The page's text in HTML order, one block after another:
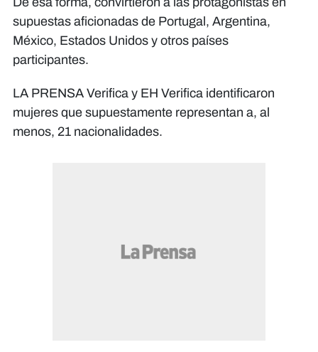
supuestas aficionadas de Portugal, Argentina,
México, Estados Unidos y otros países
participantes.
LA PRENSA Verifica y EH Verifica identificaron
mujeres que supuestamente representan a, al
menos, 21 nacionalidades.